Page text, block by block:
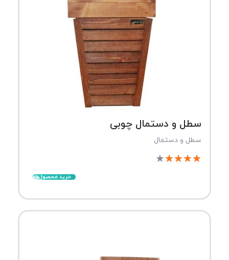
سطل و دستمال چوبی
سطل و دستمال
★
★
★
★
★
خرید محصول